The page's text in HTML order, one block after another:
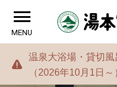
MENU
温泉大浴場・貸切
（2026年10月1日～